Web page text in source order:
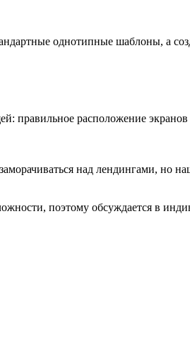
однотипные шаблоны, а
правильное расположение
над лендингами, но
поэтому обсуждается в